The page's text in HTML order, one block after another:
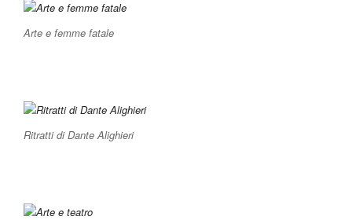
Arte e femme fatale
Ritratti di Dante Alighieri